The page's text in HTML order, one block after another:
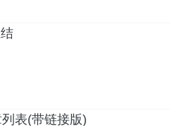
表(带链接版)